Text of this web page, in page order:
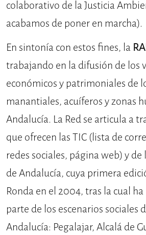
colaborativo de la Justicia
acabamos de poner en marcha).
En sintonía con estos fines, la
trabajando en la difusión de los
económicos y patrimoniales de
manantiales, acuíferos y zonas
Andalucía. La Red se articula a
que ofrecen las TIC (lista de
redes sociales, página web) y
de Andalucía, cuya primera
Ronda en el 2004, tras la cual
parte de los escenarios sociales
Andalucía: Pegalajar, Alcalá de